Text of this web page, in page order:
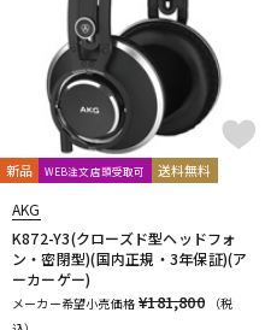
JohnBlue Audio
KAKASHI Professional Stands
KLH Audio
KORG KOSS
KSdigital
KVOX
Lauten Audio LEWITT
maag audio
MACKIE
Marshall
MIDAS
Millennia MINI-
Mojave Audio
Monkey Banana
Morton Microphone Systems
新品 WEB注文店頭受取可 送料無料
AKG
K872-Y3(クローズド型ヘッドフォ
ン・密閉型)(国内正規・3年保証)(ア
ーカーゲー)
メーカー希望小売価格 ¥181,800
（税